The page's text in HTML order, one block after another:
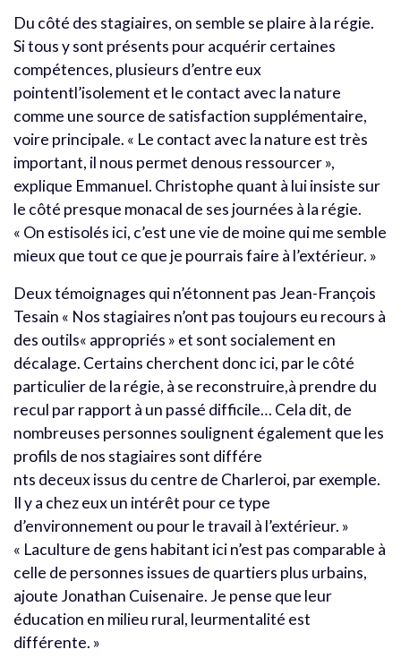
Du côté des stagiaires, on semble se plaire à la régie.
Si tous y sont présents pour acquérir certaines
compétences, plusieurs d’entre eux
pointentl’isolement et le contact avec la nature
comme une source de satisfaction supplémentaire,
voire principale. « Le contact avec la nature est très
important, il nous permet denous ressourcer »,
explique Emmanuel. Christophe quant à lui insiste sur
le côté presque monacal de ses journées à la régie.
« On estisolés ici, c’est une vie de moine qui me semble
mieux que tout ce que je pourrais faire à l’extérieur. »
Deux témoignages qui n’étonnent pas Jean-François
Tesain « Nos stagiaires n’ont pas toujours eu recours à
des outils« appropriés » et sont socialement en
décalage. Certains cherchent donc ici, par le côté
particulier de la régie, à se reconstruire,à prendre du
recul par rapport à un passé difficile… Cela dit, de
nombreuses personnes soulignent également que les
profils de nos stagiaires sont différe
nts deceux issus du centre de Charleroi, par exemple.
Il y a chez eux un intérêt pour ce type
d’environnement ou pour le travail à l’extérieur. »
« Laculture de gens habitant ici n’est pas comparable à
celle de personnes issues de quartiers plus urbains,
ajoute Jonathan Cuisenaire. Je pense que leur
éducation en milieu rural, leurmentalité est
différente. »